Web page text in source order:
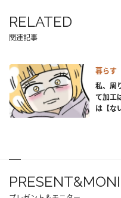
RELATED
関連記事
暮らす
私、周
て加工
は【な